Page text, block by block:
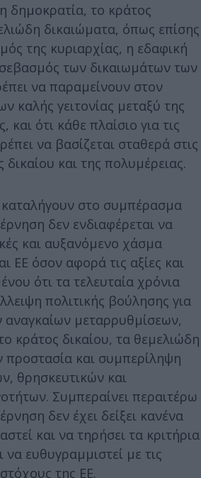
δημοκρατία, το κράτος
δικαιώματα, όπως επίσης
της κυριαρχίας, η εδαφική
των δικαιωμάτων των
να παραμείνουν στον
καλής γειτονίας μεταξύ της
και ότι κάθε πλαίσιο για τις
να βασίζεται σταθερά στις
και της πολυμέρειας.
στο συμπέρασμα
δεν ενδιαφέρεται να
και αυξανόμενο χάσμα
ΕΕ όσον αφορά τις αξίες και
ότι τα τελευταία χρόνια
πολιτικής βούλησης για
μεταρρυθμίσεων,
κράτος δικαίου, τα θεμελιώδη
προστασία και συμπερίληψη
θρησκευτικών και
Συμπεραίνει περαιτέρω
δεν έχει δείξει κανένα
και να τηρήσει τα κριτήρια
ευθυγραμμιστεί με τις
της ΕΕ.